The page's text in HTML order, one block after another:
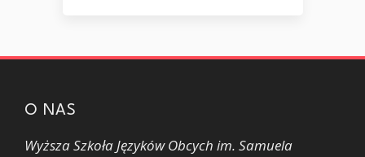
O NAS
Wyższa Szkoła Języków Obcych im. Samuela